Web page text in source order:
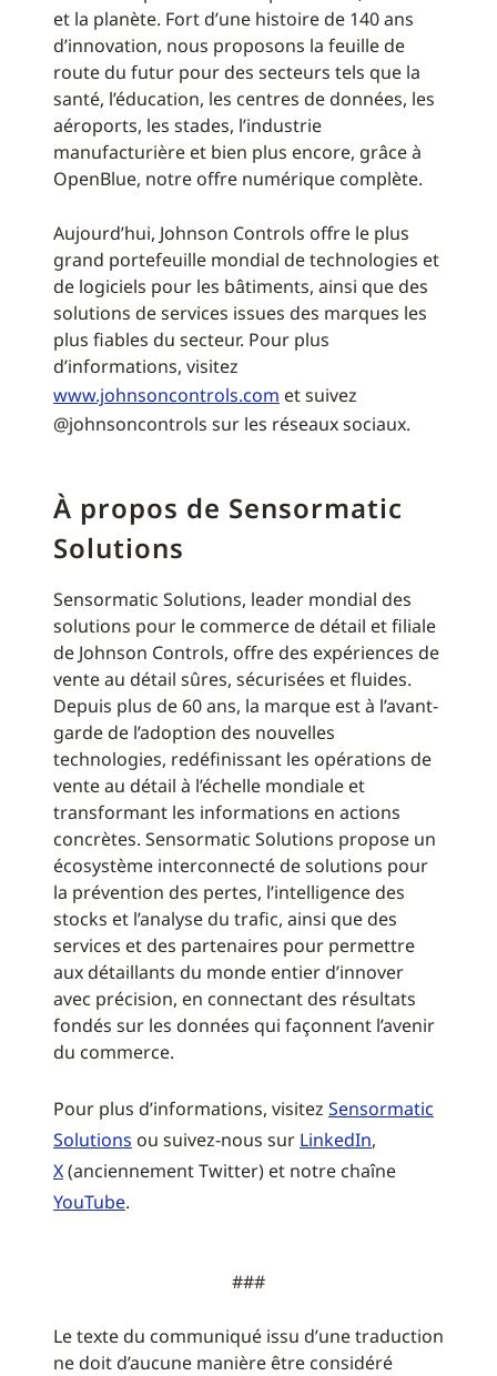
et la planète. Fort d’une histoire de 140 ans
d’innovation, nous proposons la feuille de
route du futur pour des secteurs tels que la
santé, l’éducation, les centres de données, les
aéroports, les stades, l’industrie
manufacturière et bien plus encore, grâce à
OpenBlue, notre offre numérique complète.
Aujourd’hui, Johnson Controls offre le plus
grand portefeuille mondial de technologies et
de logiciels pour les bâtiments, ainsi que des
solutions de services issues des marques les
plus fiables du secteur. Pour plus
d’informations, visitez
www.johnsoncontrols.com et suivez
@johnsoncontrols sur les réseaux sociaux.
À propos de Sensormatic
Solutions
Sensormatic Solutions, leader mondial des
solutions pour le commerce de détail et filiale
de Johnson Controls, offre des expériences de
vente au détail sûres, sécurisées et fluides.
Depuis plus de 60 ans, la marque est à l’avant-
garde de l’adoption des nouvelles
technologies, redéfinissant les opérations de
vente au détail à l’échelle mondiale et
transformant les informations en actions
concrètes. Sensormatic Solutions propose un
écosystème interconnecté de solutions pour
la prévention des pertes, l’intelligence des
stocks et l’analyse du trafic, ainsi que des
services et des partenaires pour permettre
aux détaillants du monde entier d’innover
avec précision, en connectant des résultats
fondés sur les données qui façonnent l’avenir
du commerce.
Pour plus d’informations, visitez Sensormatic
Solutions ou suivez-nous sur LinkedIn,
X(anciennement Twitter) et notre chaîne
YouTube.
###
Le texte du communiqué issu d’une traduction
ne doit d’aucune manière être considéré